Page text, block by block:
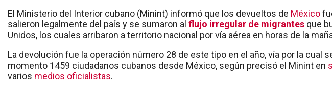
El Ministerio del Interior cubano (Minint) informó que los devueltos de México
salieron legalmente del país y se sumaron al flujo irregular de migrantes que
Unidos, los cuales arribaron a territorio nacional por vía aérea en horas de la
La devolución fue la operación número 28 de este tipo en el año, vía por la cual
momento 1459 ciudadanos cubanos desde México, según precisó el Minint en
varios medios oficialistas.